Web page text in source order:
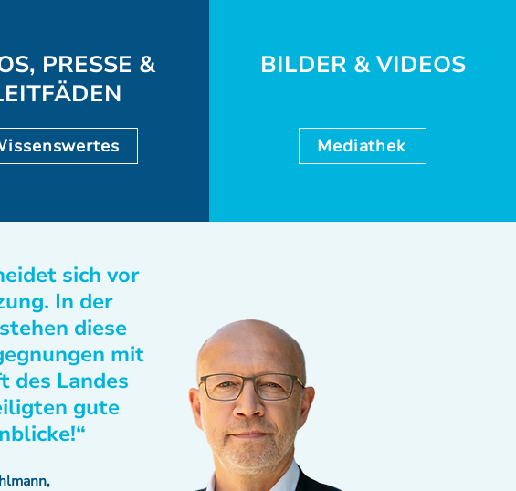
PRESSE &
BILDER & VIDEOS
Mediathek
sich vor
In der
diese
mit
des Landes
gute